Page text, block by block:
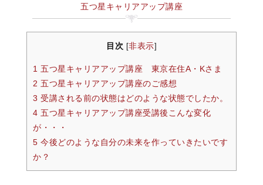
五つ星キャリアアップ講座
目次 非表示
1 五つ星キャリアアップ講座 東京在住A・Kさま
2 五つ星キャリアアップ講座のご感想
3 受講される前の状態はどのような状態でしたか。
4 五つ星キャリアアップ講座受講後こんな変化
が・・・
5 今後どのような自分の未来を作っていきたいです
か？